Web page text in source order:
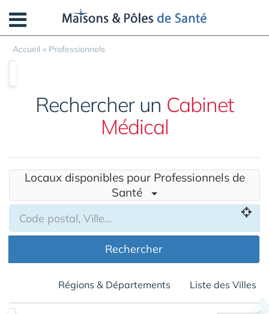
Accueil » Professionnels
Rechercher un Cabinet
Médical
Locaux disponibles pour Professionnels de
Santé
Rechercher
Régions & Départements Liste des Villes
Panneau de gestion des cookies